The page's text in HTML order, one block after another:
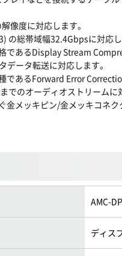
像度に対応します。
の総帯域幅32.4Gbpsに対応し
であるDisplay Stream
データ転送に対応します。
であるForward Error
のオーディオストリームに
金メッキピン/金メッキコネク
AMC-
ディス